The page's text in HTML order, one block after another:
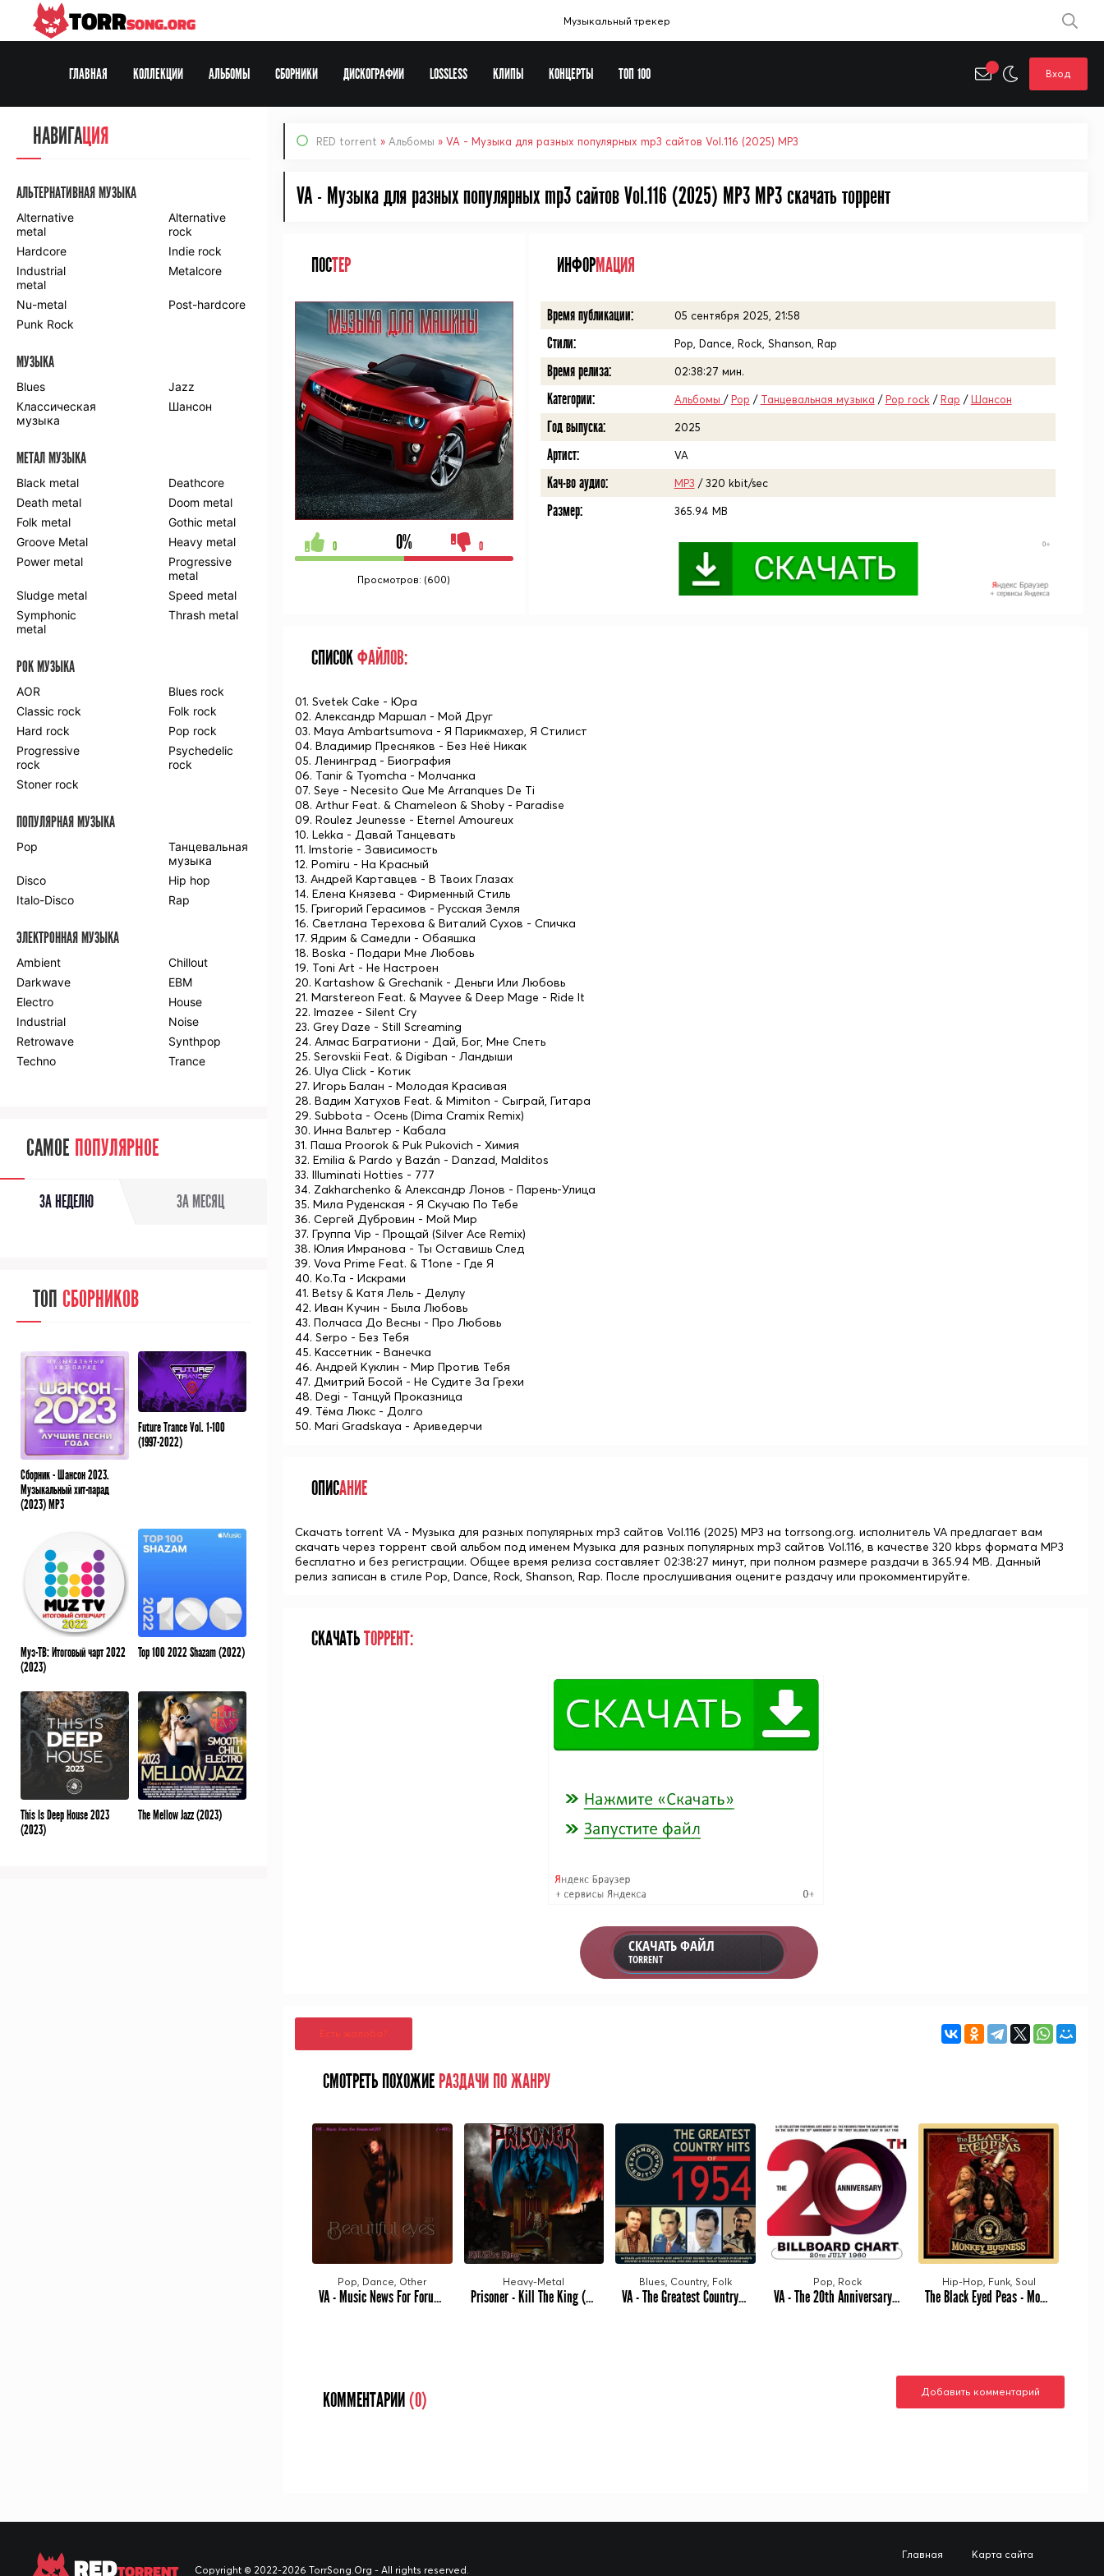
RED torrent » Альбомы » VA - Музыка для разных популярных mp3 сайтов Vol.116 (2025) MP3
VA - Музыка для разных популярных mp3 сайтов Vol.116 (2025) MP3 MP3 cкачать торрент
ПОСТЕР
0 0% 0
Просмотров: (600)
ИНФОРМАЦИЯ
Время публикации: 05 сентября 2025, 21:58
Стили: Pop, Dance, Rock, Shanson, Rap
Время релиза: 02:38:27 мин.
Категории: Альбомы /Pop / Танцевальная музыка /Pop rock /Rap /Шансон
Год выпуска: 2025
Артист: VA
Кач-во аудио: MP3 / 320 kbit/sec
Размер: 365.94 MB
СПИСОКФАЙЛОВ:
01. Svetek Cake - Юра
02. Александр Маршал - Мой Друг
03. Maya Ambartsumova - Я Парикмахер, Я Стилист
04. Владимир Пресняков - Без Неё Никак
05. Ленинград - Биография
06. Tanir & Tyomcha - Молчанка
07. Seye - Necesito Que Me Arranques De Ti
08. Arthur Feat. & Chameleon & Shoby - Paradise
09. Roulez Jeunesse - Eternel Amoureux
10. Lekka - Давай Танцевать
11. Imstorie - Зависимость
12. Pomiru - На Красный
13. Андрей Картавцев - В Твоих Глазах
14. Елена Князева - Фирменный Стиль
15. Григорий Герасимов - Русская Земля
16. Светлана Терехова & Виталий Сухов - Спичка
17. Ядрим & Самедли - Обаяшка
18. Boska - Подари Мне Любовь
19. Toni Art - Не Настроен
20. Kartashow & Grechanik - Деньги Или Любовь
21. Marstereon Feat. & Mayvee & Deep Mage - Ride It
22. Imazee - Silent Cry
23. Grey Daze - Still Screaming
24. Алмас Багратиони - Дай, Бог, Мне Спеть
25. Serovskii Feat. & Digiban - Ландыши
26. Ulya Click - Котик
27. Игорь Балан - Молодая Красивая
28. Вадим Хатухов Feat. & Mimiton - Сыграй, Гитара
29. Subbota - Осень (Dima Cramix Remix)
30. Инна Вальтер - Кабала
31. Паша Proorok & Puk Pukovich - Химия
32. Emilia & Pardo y Bazán - Danzad, Malditos
33. Illuminati Hotties - 777
34. Zakharchenko & Александр Лонов - Парень-Улица
35. Мила Руденская - Я Скучаю По Тебе
36. Сергей Дубровин - Мой Мир
37. Группа Vip - Прощай (Silver Ace Remix)
38. Юлия Имранова - Ты Оставишь След
39. Vova Prime Feat. & T1one - Где Я
40. Ko.Ta - Искрами
41. Betsy & Катя Лель - Делулу
42. Иван Кучин - Была Любовь
43. Полчаса До Весны - Про Любовь
44. Serpo - Без Тебя
45. Кассетник - Ванечка
46. Андрей Куклин - Мир Против Тебя
47. Дмитрий Босой - Не Судите За Грехи
48. Degi - Танцуй Проказница
49. Тёма Люкс - Долго
50. Mari Gradskaya - Ариведерчи
ОПИСАНИЕ
Скачать torrent VA - Музыка для разных популярных mp3 сайтов Vol.116 (2025) MP3 на torrsong.org. исполнитель VA предлагает вам
скачать через торрент свой альбом под именем Музыка для разных популярных mp3 сайтов Vol.116, в качестве 320 kbps формата MP3
бесплатно и без регистрации. Общее время релиза составляет 02:38:27 минут, при полном размере раздачи в 365.94 MB. Данный
релиз записан в стиле Pop, Dance, Rock, Shanson, Rap. После прослушивания оцените раздачу или прокомментируйте.
СКАЧАТЬТОРРЕНТ:
СКАЧАТЬ ФАЙЛ
TORRENT
Есть жалоба?
СМОТРЕТЬ ПОХОЖИЕ РАЗДАЧИ ПО ЖАНРУ
Pop, Dance, Other
VA - Music News For Forum vol.101 (2025) MP3
Heavy-Metal
Prisoner - Kill The King (2025) MP3
Blues, Country, Folk
VA - The Greatest Country Hits Of 1954 (2025) MP3
Pop, Rock
VA - The 20th Anniversary Billboard Chart July 1960 (2025) MP3
Hip-Hop, Funk, Soul
The Black Eyed Peas - Monkey Business [20th Anniversary Edition] (2005/2025) MP3
КОММЕНТАРИИ (0) Добавить комментарий
НАВИГАЦИЯ
АЛЬТЕРНАТИВНАЯ МУЗЫКА
Alternative
metal
Alternative
rock
Hardcore
Indie rock
Industrial
metal
Metalcore
Nu-metal
Post-hardcore
Punk Rock
МУЗЫКА
Blues
Jazz
Классическая
музыка
Шансон
МЕТАЛ МУЗЫКА
Black metal
Deathcore
Death metal
Doom metal
Folk metal
Gothic metal
Groove Metal
Heavy metal
Power metal
Progressive
metal
Sludge metal
Speed metal
Symphonic
metal
Thrash metal
РОК МУЗЫКА
AOR
Blues rock
Classic rock
Folk rock
Hard rock
Pop rock
Progressive
rock
Psychedelic
rock
Stoner rock
ПОПУЛЯРНАЯ МУЗЫКА
Pop
Танцевальная
музыка
Disco
Hip hop
Italo-Disco
Rap
ЭЛЕКТРОННАЯ МУЗЫКА
Ambient
Chillout
Darkwave
EBM
Electro
House
Industrial
Noise
Retrowave
Synthpop
Techno
Trance
САМОЕ ПОПУЛЯРНОЕ
ЗА НЕДЕЛЮ ЗА МЕСЯЦ
ТОП СБОРНИКОВ
Сборник - Шансон 2023.
Музыкальный хит-парад
(2023) MP3
Future Trance Vol. 1-100
(1997-2022)
Муз-ТВ: Итоговый чарт 2022
(2023)
Top 100 2022 Shazam (2022)
This Is Deep House 2023
(2023)
The Mellow Jazz (2023)
TORRSONG.ORG Музыкальный трекер
ГЛАВНАЯ КОЛЛЕКЦИИ
Web-DL
Europa Plus
Новогодние сборники
АЛЬБОМЫ СБОРНИКИ ДИСКОГРАФИИ LOSSLESS КЛИПЫ КОНЦЕРТЫ ТОП 100 Вход
REDTORRENT Copyright © 2022-2026 TorrSong.Org - All rights reserved.
Главная Карта сайта